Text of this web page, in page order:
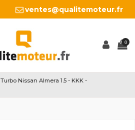
ventes@qualitemoteur.fr
0
Turbo Nissan Almera 1.5 - KKK -